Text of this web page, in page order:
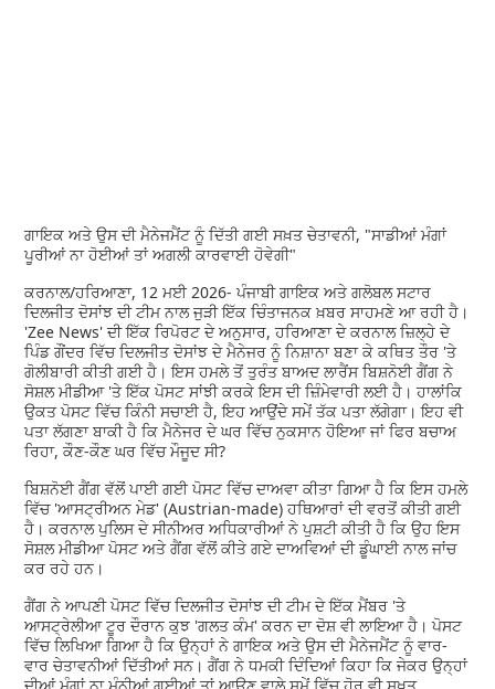
ਗਾਇਕ ਅਤੇ ਉਸ ਦੀ ਮੈਨੇਜਮੈਂਟ ਨੂੰ ਦਿੱਤੀ ਗਈ ਸਖ਼ਤ ਚੇਤਾਵਨੀ, "ਸਾਡੀਆਂ ਮੰਗਾਂ
ਪੂਰੀਆਂ ਨਾ ਹੋਈਆਂ ਤਾਂ ਅਗਲੀ ਕਾਰਵਾਈ ਹੋਵੇਗੀ"
ਕਰਨਾਲ/ਹਰਿਆਣਾ, 12 ਮਈ 2026- ਪੰਜਾਬੀ ਗਾਇਕ ਅਤੇ ਗਲੋਬਲ ਸਟਾਰ
ਦਿਲਜੀਤ ਦੋਸਾਂਝ ਦੀ ਟੀਮ ਨਾਲ ਜੁੜੀ ਇੱਕ ਚਿੰਤਾਜਨਕ ਖ਼ਬਰ ਸਾਹਮਣੇ ਆ ਰਹੀ ਹੈ।
'Zee News' ਦੀ ਇੱਕ ਰਿਪੋਰਟ ਦੇ ਅਨੁਸਾਰ, ਹਰਿਆਣਾ ਦੇ ਕਰਨਾਲ ਜ਼ਿਲ੍ਹੇ ਦੇ
ਪਿੰਡ ਗੌਂਦਰ ਵਿੱਚ ਦਿਲਜੀਤ ਦੋਸਾਂਝ ਦੇ ਮੈਨੇਜਰ ਨੂੰ ਨਿਸ਼ਾਨਾ ਬਣਾ ਕੇ ਕਥਿਤ ਤੌਰ 'ਤੇ
ਗੋਲੀਬਾਰੀ ਕੀਤੀ ਗਈ ਹੈ। ਇਸ ਹਮਲੇ ਤੋਂ ਤੁਰੰਤ ਬਾਅਦ ਲਾਰੈਂਸ ਬਿਸ਼ਨੋਈ ਗੈਂਗ ਨੇ
ਸੋਸ਼ਲ ਮੀਡੀਆ 'ਤੇ ਇੱਕ ਪੋਸਟ ਸਾਂਝੀ ਕਰਕੇ ਇਸ ਦੀ ਜ਼ਿੰਮੇਵਾਰੀ ਲਈ ਹੈ। ਹਾਲਾਂਕਿ
ਉਕਤ ਪੋਸਟ ਵਿੱਚ ਕਿੰਨੀ ਸਚਾਈ ਹੈ, ਇਹ ਆਉਂਦੇ ਸਮੇਂ ਤੱਕ ਪਤਾ ਲੱਗੇਗਾ। ਇਹ ਵੀ
ਪਤਾ ਲੱਗਣਾ ਬਾਕੀ ਹੈ ਕਿ ਮੈਨੇਜਰ ਦੇ ਘਰ ਵਿੱਚ ਨੁਕਸਾਨ ਹੋਇਆ ਜਾਂ ਫਿਰ ਬਚਾਅ
ਰਿਹਾ, ਕੌਣ-ਕੌਣ ਘਰ ਵਿੱਚ ਮੌਜੂਦ ਸੀ?
ਬਿਸ਼ਨੋਈ ਗੈਂਗ ਵੱਲੋਂ ਪਾਈ ਗਈ ਪੋਸਟ ਵਿੱਚ ਦਾਅਵਾ ਕੀਤਾ ਗਿਆ ਹੈ ਕਿ ਇਸ ਹਮਲੇ
ਵਿੱਚ 'ਆਸਟ੍ਰੀਅਨ ਮੇਡ' (Austrian-made) ਹਥਿਆਰਾਂ ਦੀ ਵਰਤੋਂ ਕੀਤੀ ਗਈ
ਹੈ। ਕਰਨਾਲ ਪੁਲਿਸ ਦੇ ਸੀਨੀਅਰ ਅਧਿਕਾਰੀਆਂ ਨੇ ਪੁਸ਼ਟੀ ਕੀਤੀ ਹੈ ਕਿ ਉਹ ਇਸ
ਸੋਸ਼ਲ ਮੀਡੀਆ ਪੋਸਟ ਅਤੇ ਗੈਂਗ ਵੱਲੋਂ ਕੀਤੇ ਗਏ ਦਾਅਵਿਆਂ ਦੀ ਡੂੰਘਾਈ ਨਾਲ ਜਾਂਚ
ਕਰ ਰਹੇ ਹਨ।
ਗੈਂਗ ਨੇ ਆਪਣੀ ਪੋਸਟ ਵਿੱਚ ਦਿਲਜੀਤ ਦੋਸਾਂਝ ਦੀ ਟੀਮ ਦੇ ਇੱਕ ਮੈਂਬਰ 'ਤੇ
ਆਸਟ੍ਰੇਲੀਆ ਟੂਰ ਦੌਰਾਨ ਕੁਝ 'ਗਲਤ ਕੰਮ' ਕਰਨ ਦਾ ਦੋਸ਼ ਵੀ ਲਾਇਆ ਹੈ। ਪੋਸਟ
ਵਿੱਚ ਲਿਖਿਆ ਗਿਆ ਹੈ ਕਿ ਉਨ੍ਹਾਂ ਨੇ ਗਾਇਕ ਅਤੇ ਉਸ ਦੀ ਮੈਨੇਜਮੈਂਟ ਨੂੰ ਵਾਰ-
ਵਾਰ ਚੇਤਾਵਨੀਆਂ ਦਿੱਤੀਆਂ ਸਨ। ਗੈਂਗ ਨੇ ਧਮਕੀ ਦਿੰਦਿਆਂ ਕਿਹਾ ਕਿ ਜੇਕਰ ਉਨ੍ਹਾਂ